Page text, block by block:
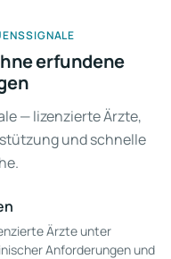
erfundene
— lizenzierte Ärzte,
und schnelle
Ärzte unter
Anforderungen und